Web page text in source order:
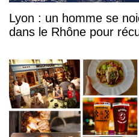
Lyon : un homme se
dans le Rhône pour